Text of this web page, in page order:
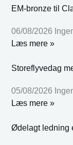
EM-bronze til
06/08/2026
Læs mere »
Storeflyvedag
05/08/2026
Læs mere »
Ødelagt ledning